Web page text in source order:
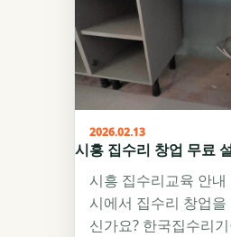
2026.02.13
시흥 집수리 창업 무료
시흥 집수리교육 안내
시에서 집수리 창업을
신가요? 한국집수리